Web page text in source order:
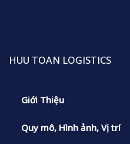
HUU TOAN LOGISTICS
Giới Thiệu
Quy mô, Hình ảnh, Vị trí